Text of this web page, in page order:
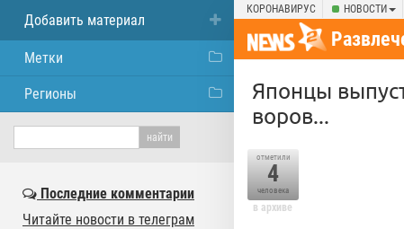
КОРОНАВИРУС НОВОСТИ
Японцы
воров...
отметили
4
человека
в архиве
Добавить материал
Метки
Регионы
Последние комментарии
Читайте новости в телеграм